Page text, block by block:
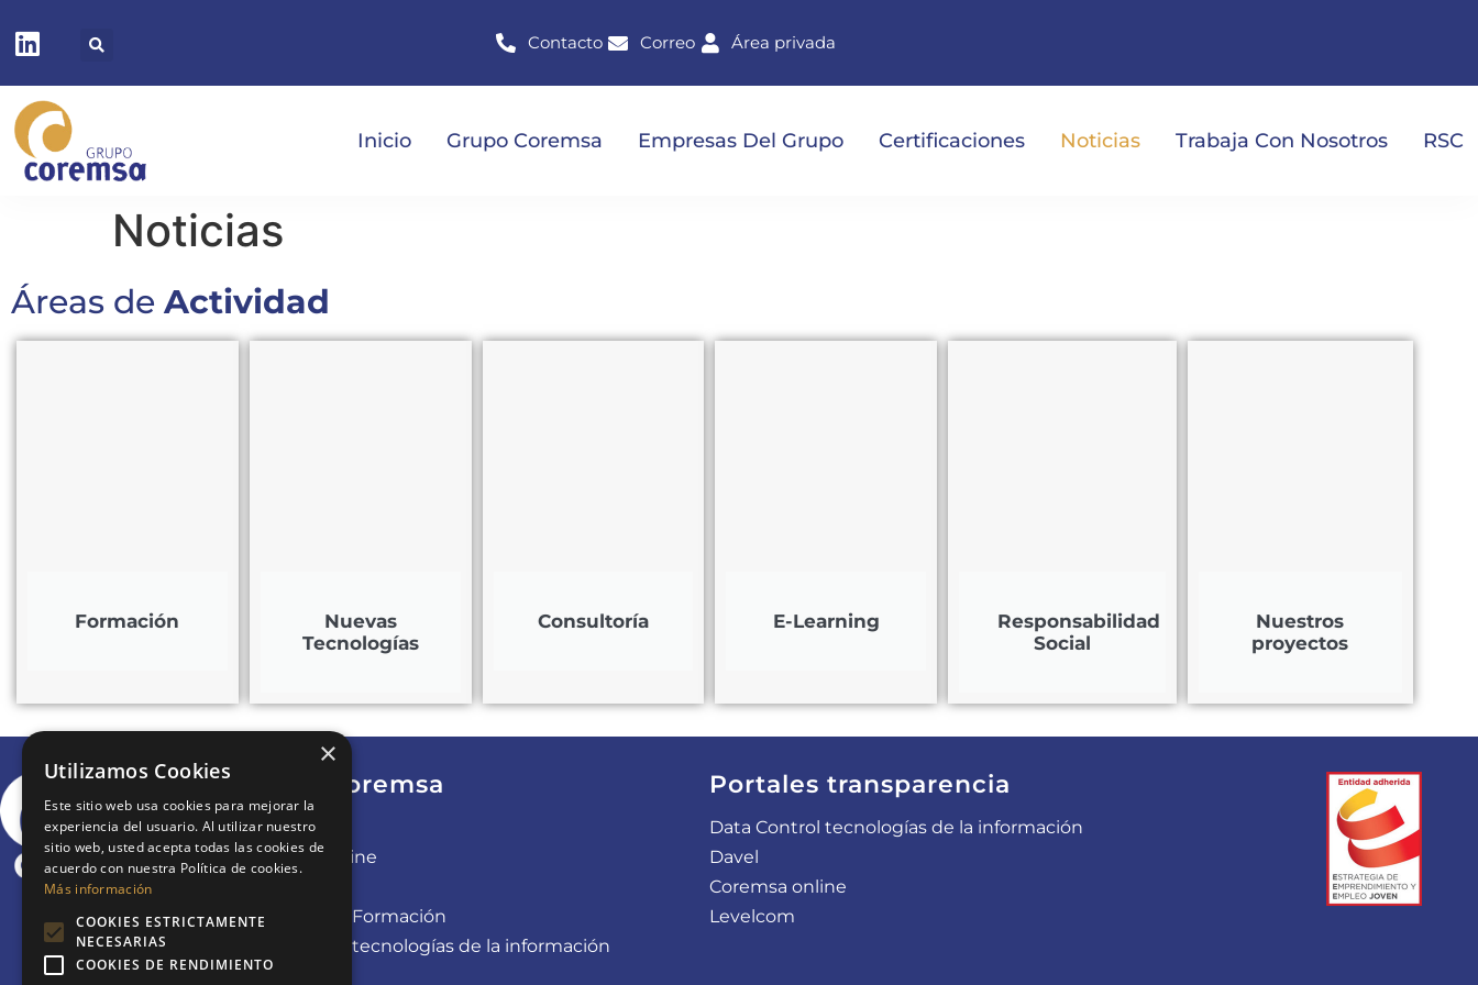
Contacto Correo Área privada
Inicio Grupo Coremsa Empresas Del Grupo Certificaciones Noticias Trabaja Con Nosotros RSC
Noticias
Áreas de Actividad
Formación
Nuevas
Tecnologías
Consultoría E-Learning
Responsabilidad
Social
Nuestros
proyectos
Grupo Coremsa
Cesur
Coremsa Online
Data Control Formación
Data Control tecnologías de la información​
Davel
Portales transparencia
Data Control tecnologías de la información
Davel
Coremsa online
Levelcom
×
Utilizamos Cookies
Este sitio web usa cookies para mejorar la
experiencia del usuario. Al utilizar nuestro
sitio web, usted acepta todas las cookies de
acuerdo con nuestra Política de cookies.
Más información
COOKIES ESTRICTAMENTE
NECESARIAS
COOKIES DE RENDIMIENTO